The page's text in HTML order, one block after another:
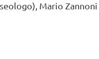
Mario